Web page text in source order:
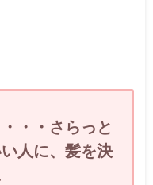
・・さらっと
人に、髪を決